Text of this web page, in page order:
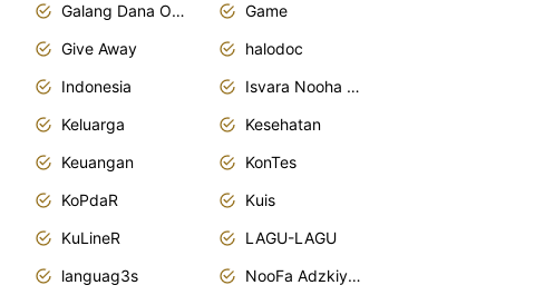
Galang Dana Online
Game
Give Away
halodoc
Indonesia
Isvara Nooha Mukhbita Zain
Keluarga
Kesehatan
Keuangan
KonTes
KoPdaR
Kuis
KuLineR
LAGU-LAGU
languag3s
NooFa Adzkiya Putri Zain